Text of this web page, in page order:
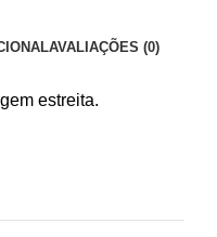
AVALIAÇÕES (0)
estreita.